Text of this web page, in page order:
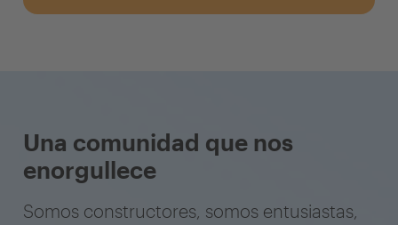
Una comunidad que nos
enorgullece
Somos constructores, somos entusiastas,